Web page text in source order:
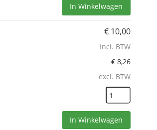
In Winkelwagen
€ 10,00
Incl. BTW
€ 8,26
excl. BTW
In Winkelwagen